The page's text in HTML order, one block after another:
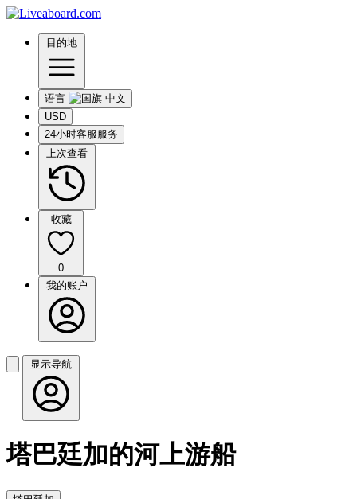
目的地
语言
USD
24小时客服服务
上次查看
收藏
0
我的账户
显示导航
塔巴廷加的河上游船